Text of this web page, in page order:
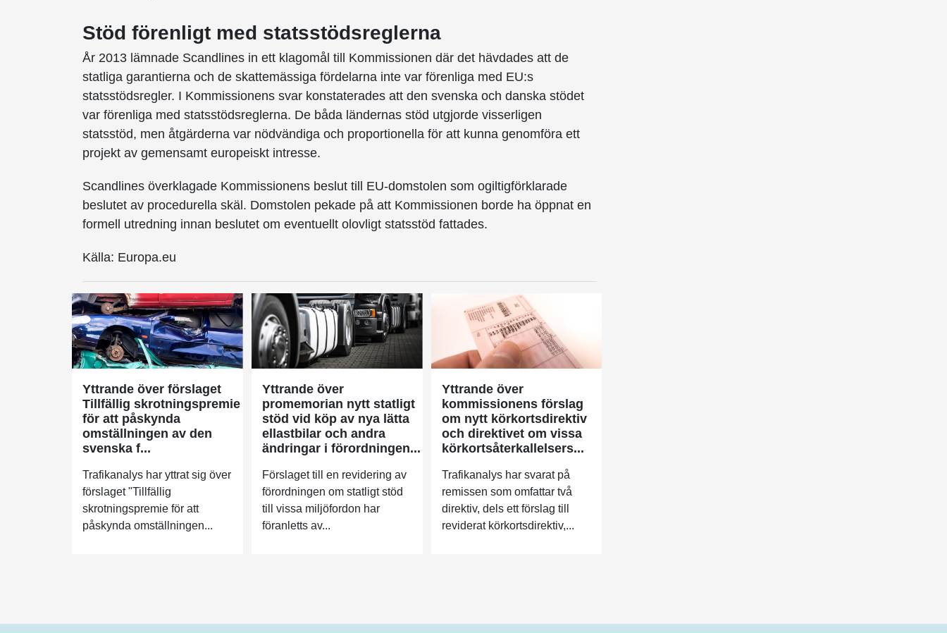
Stöd förenligt med statsstödsreglerna
År 2013 lämnade Scandlines in ett klagomål till Kommissionen där det hävdades att de
statliga garantierna och de skattemässiga fördelarna inte var förenliga med EU:s
statsstödsregler. I Kommissionens svar konstaterades att den svenska och danska stödet
var förenliga med statsstödsreglerna. De båda ländernas stöd utgjorde visserligen
statsstöd, men åtgärderna var nödvändiga och proportionella för att kunna genomföra ett
projekt av gemensamt europeiskt intresse.
Scandlines överklagade Kommissionens beslut till EU-domstolen som ogiltigförklarade
beslutet av procedurella skäl. Domstolen pekade på att Kommissionen borde ha öppnat en
formell utredning innan beslutet om eventuellt olovligt statsstöd fattades.
Källa: Europa.eu
Yttrande över förslaget
Tillfällig skrotningspremie
för att påskynda
omställningen av den
svenska f...
Trafikanalys har yttrat sig över
förslaget "Tillfällig
skrotningspremie för att
påskynda omställningen...
Yttrande över
promemorian nytt statligt
stöd vid köp av nya lätta
ellastbilar och andra
ändringar i förordningen...
Förslaget till en revidering av
förordningen om statligt stöd
till vissa miljöfordon har
föranletts av...
Yttrande över
kommissionens förslag
om nytt körkortsdirektiv
och direktivet om vissa
körkortsåterkallelsers...
Trafikanalys har svarat på
remissen som omfattar två
direktiv, dels ett förslag till
reviderat körkortsdirektiv,...